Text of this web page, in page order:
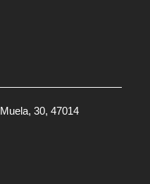
30, 47014